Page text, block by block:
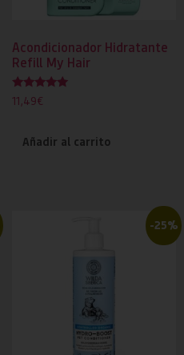
Acondicionador Hidratante
Refill My Hair
Valorado
con
11,49€
Añadir al carrito
-25%